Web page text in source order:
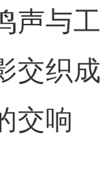
声与工
交织成
交响